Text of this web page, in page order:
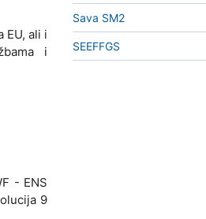
EU, ali i
i
- ENS
9
Sava SM2
SEEFFGS